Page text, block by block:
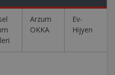
Arzum
OKKA
Ev-
Hijyen